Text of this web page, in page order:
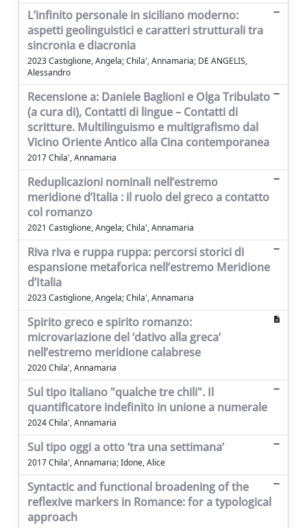
L’infinito personale in siciliano moderno:
aspetti geolinguistici e caratteri strutturali tra
sincronia e diacronia
2023 Castiglione, Angela; Chila', Annamaria; DE ANGELIS,
Alessandro
Recensione a: Daniele Baglioni e Olga Tribulato
(a cura di), Contatti di lingue – Contatti di
scritture. Multilinguismo e multigrafismo dal
Vicino Oriente Antico alla Cina contemporanea
2017 Chila', Annamaria
Reduplicazioni nominali nell’estremo
meridione d’Italia : il ruolo del greco a contatto
col romanzo
2021 Castiglione, Angela; Chila', Annamaria
Riva riva e ruppa ruppa: percorsi storici di
espansione metaforica nell’estremo Meridione
d’Italia
2023 Castiglione, Angela; Chila', Annamaria
Spirito greco e spirito romanzo:
microvariazione del ‘dativo alla greca’
nell’estremo meridione calabrese
2020 Chila', Annamaria
Sul tipo italiano "qualche tre chili". Il
quantificatore indefinito in unione a numerale
2024 Chila', Annamaria
Sul tipo oggi a otto ‘tra una settimana’
2017 Chila', Annamaria; Idone, Alice
Syntactic and functional broadening of the
reflexive markers in Romance: for a typological
approach